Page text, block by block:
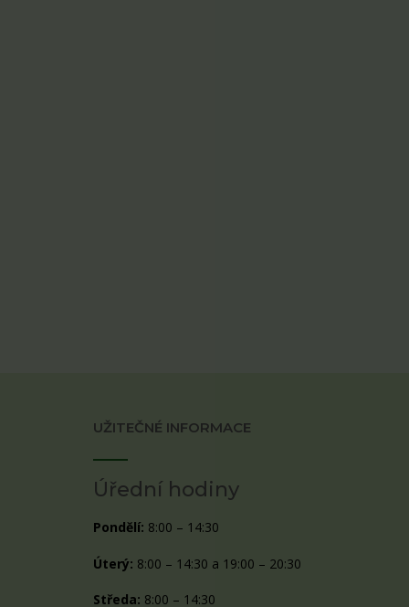
UŽITEČNÉ INFORMACE
Úřední hodiny
Pondělí: 8:00 – 14:30
Úterý: 8:00 – 14:30 a 19:00 – 20:30
Středa: 8:00 – 14:30